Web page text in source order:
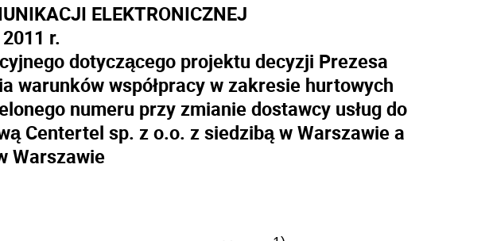
ELEKTRONICZNEJ
r.
dotyczącego projektu decyzji Prezesa
warunków współpracy w zakresie hurtowych
numeru przy zmianie dostawcy usług do
Centertel sp. z o.o. z siedzibą w Warszawie a
Warszawie